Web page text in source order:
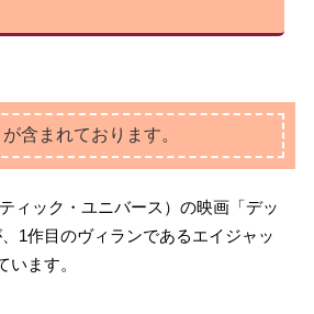
含まれております。
ィック・ユニバース）の映画「デッ
1作目のヴィランであるエイジャッ
います。